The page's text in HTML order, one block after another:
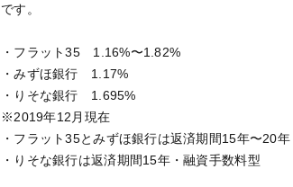
です。
・フラット35 1.16%〜1.82%
・みずほ銀行 1.17%
・りそな銀行 1.695%
※2019年12月現在
・フラット35とみずほ銀行は返済期間15年〜20年
・りそな銀行は返済期間15年・融資手数料型